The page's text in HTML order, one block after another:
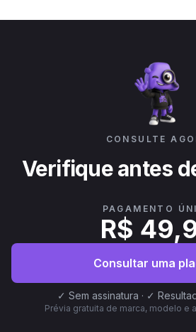
CONSULTE
Verifique antes
PAGAMENTO
R$
Consultar uma
✓ Sem assinatura · ✓
Prévia gratuita de marca, modelo e